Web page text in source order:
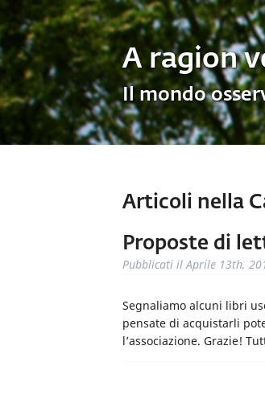
A ragion
Il mondo
Articoli nella
Proposte di
Pubblicati il Aprile 13th,
Segnaliamo alcuni libri
pensate di acquistarli
l’associazione. Grazie!